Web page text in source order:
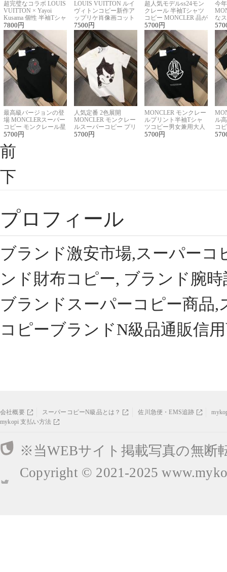
超完璧なコラボ LOUIS
VUITTON × Yayoi
Kusama 個性 半袖Tシャ
ツコピー男女兼用
7800 円
LOUIS VUITTON ルイ
ヴィトンコピー新作ア
ップリケ肖像画コット
ンニット半袖Tシャツ
7500 円
超人気モデルss24モン
クレール 半袖Tシャツ
コピー MONCLER 品が
良く見た目
5700 円
今
な
ル
最高級バージョンの登
場 MONCLERスーパー
コピー モンクレール星
座半袖Tシャツ
5700 円
人気定番 2色展開
MONCLER モンクレー
ルスーパーコピー プリ
ント半袖Tシャツ
5700 円
MONCLER モンクレー
ルプリント半袖Tシャ
ツコピー男女兼用大人
可愛い春夏コーデ
5700 円
ル
コ
ィ
前
下
プロフィール
ブランド激安市場,スーパー
ンド財布コピー, ブランド腕
ブランドスーパーコピー商品
コピーブランドN級品通販信
会社概要 スーパーコピーN級品とは？ 佐川急便・EMS追跡
mykopi 支払い方法
※当WEBサイト掲載写真の無断
Copyright © 2021-2025